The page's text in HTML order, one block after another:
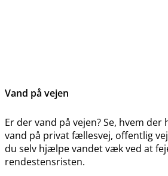
Vand på vejen
Er der vand på vejen? Se, hvem
vand på privat fællesvej, offentlig
du selv hjælpe vandet væk ved at
rendestensristen.